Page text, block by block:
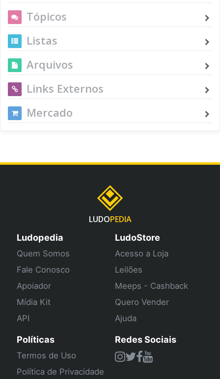
Tópicos
Listas
Arquivos
Links Externos
Mercado
LUDOPEDIA
Ludopedia
Quem Somos
Fale Conosco
Apoiador
Mídia Kit
API
LudoStore
Acesso a Loja
Leilões
Meeps - Cashback
Quero Vender
Ajuda
Políticas
Termos de Uso
Política de Privacidade
Redes Sociais